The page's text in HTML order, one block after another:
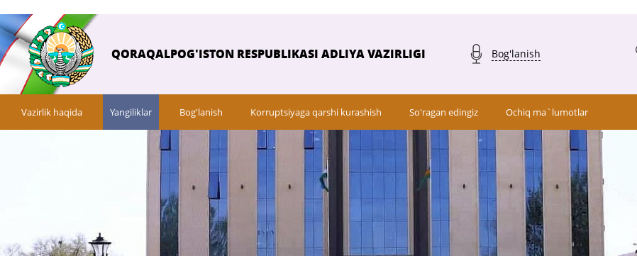
QORAQALPOG'ISTON RESPUBLIKASI ADLIYA VAZIRLIGI Bog'lanish
Vazirlik haqida Yangiliklar Bog'lanish Korruptsiyaga qarshi kurashish So'ragan edingiz Ochiq ma`lumotlar